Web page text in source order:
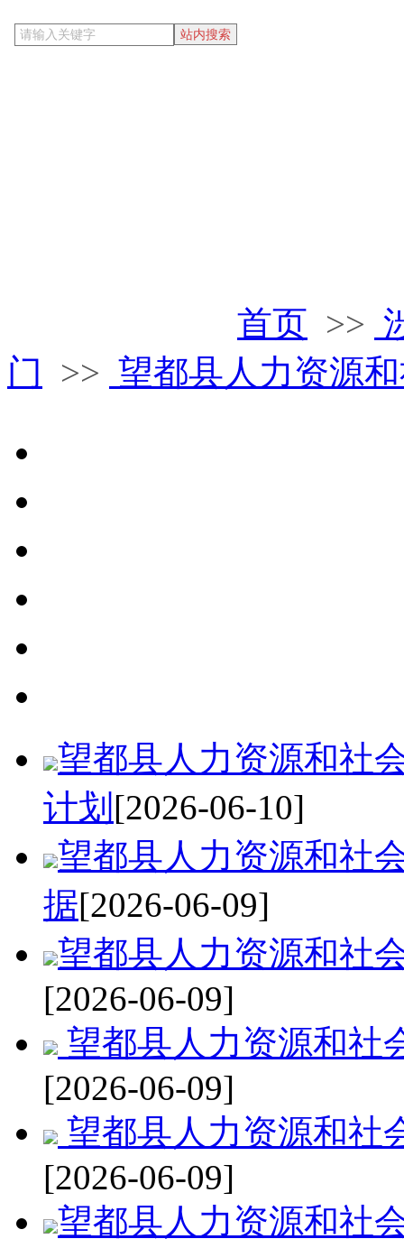
首页 >>
门 >> 望都县人力资源
望都县人力资源和社
计划 [2026-06-10]
望都县人力资源和社
据[2026-06-09]
望都县人力资源和社
[2026-06-09]
望都县人力资源和社
[2026-06-09]
望都县人力资源和社
[2026-06-09]
望都县人力资源和社